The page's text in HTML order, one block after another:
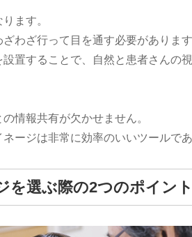
ます。
わざ行って目を通す必要がありま
置することで、自然と患者さんの
情報共有が欠かせません。
ージは非常に効率のいいツールで
を選ぶ際の2つのポイント